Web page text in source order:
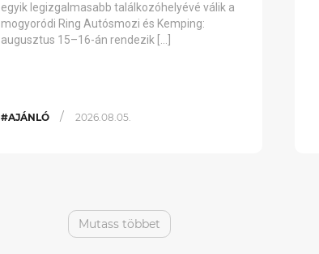
egyik legizgalmasabb találkozóhelyévé válik a
mogyoródi Ring Autósmozi és Kemping:
augusztus 15–16-án rendezik […]
#AJÁNLÓ / 2026.08.05.
Mutass többet